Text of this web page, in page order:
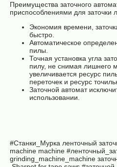
Преимущества заточного
приспособлениями для заточки
Экономия времени,
быстро.
Автоматическое
пилы.
Точная установка угла
пилу, не снимая лишнего
увеличивается ресурс
переточек и ресурс
Заточной автомат
использовании.
#Станки_Мурка ленточный
machine machine
grinding_machine_machine